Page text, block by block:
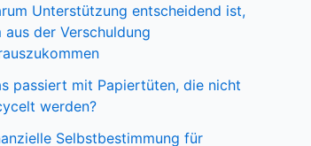
Unterstützung entscheidend ist,
aus der Verschuldung
passiert mit Papiertüten, die nicht
werden?
Selbstbestimmung für